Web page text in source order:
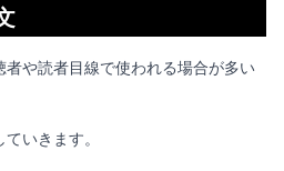
や読者目線で使われる場合が多い
いきます。